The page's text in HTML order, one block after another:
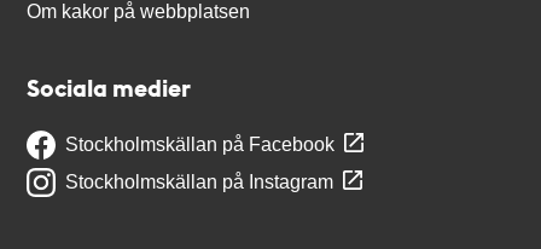
Om kakor på webbplatsen
Sociala medier
Stockholmskällan på Facebook
Stockholmskällan på Instagram